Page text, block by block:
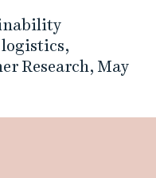
logistics,
Research, May